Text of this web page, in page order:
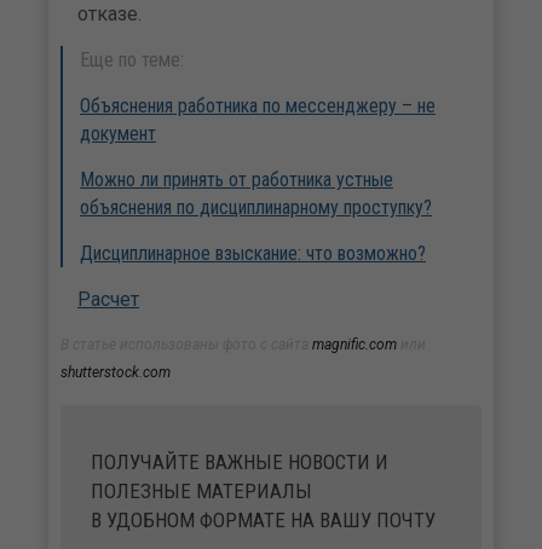
отказе.
Еще по теме:
Объяснения работника по мессенджеру – не
документ
Можно ли принять от работника устные
объяснения по дисциплинарному проступку?
Дисциплинарное взыскание: что возможно?
Расчет
magnific.com
shutterstock.com
ПОЛУЧАЙТЕ ВАЖНЫЕ НОВОСТИ И
ПОЛЕЗНЫЕ МАТЕРИАЛЫ
В УДОБНОМ ФОРМАТЕ НА ВАШУ ПОЧТУ